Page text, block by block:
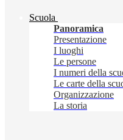
Scuola
Panoramica
Presentazione
I luoghi
Le persone
I numeri della
Le carte della
Organizzazione
La storia